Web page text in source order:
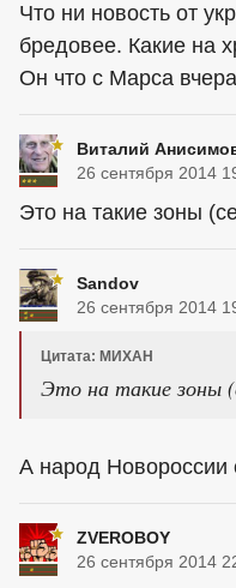
Что ни новость от
бредовее. Какие на
Он что с Марса
Виталий
26 сентября 2014
Это на такие зоны
Sandov
26 сентября 2014
Цитата: МИХАН
Это на такие зоны
А народ Новороссии
ZVEROBOY
26 сентября 2014